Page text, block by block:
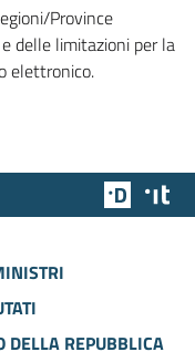
Province
delle limitazioni per la
elettronico.
Team
DELLA REPUBBLICA